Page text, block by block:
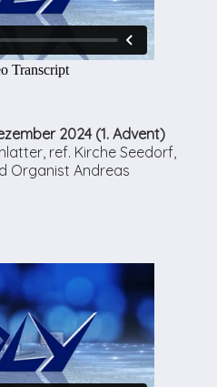
2024 (1. Advent)
ref. Kirche Seedorf,
Organist Andreas